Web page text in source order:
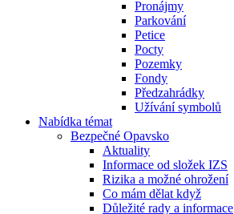
Pronájmy
Parkování
Petice
Pocty
Pozemky
Fondy
Předzahrádky
Užívání symbolů
Nabídka témat
Bezpečné Opavsko
Aktuality
Informace od složek IZS
Rizika a možné ohrožení
Co mám dělat když
Důležité rady a informace